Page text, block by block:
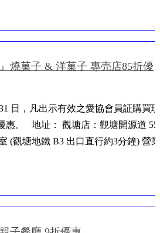
wa.me/85293553313?text=Hi,Facebook
燒菓子 & 洋菓子 專売店85折優
日，凡出示有效之愛協會員証購買現
惠。 地址： 觀塘店：觀塘開源道 55
(觀塘地鐵 B3 出口直行約3分鐘) 營業